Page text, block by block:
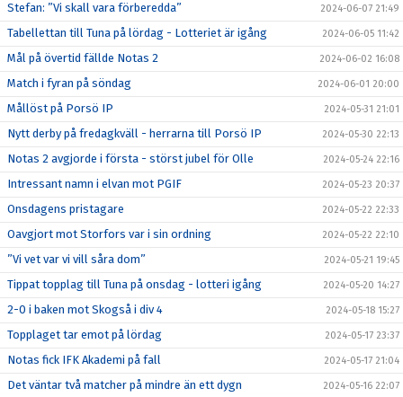
Stefan: ”Vi skall vara förberedda” 2024-06-07 21:49
Tabellettan till Tuna på lördag - Lotteriet är igång 2024-06-05 11:42
Mål på övertid fällde Notas 2 2024-06-02 16:08
Match i fyran på söndag 2024-06-01 20:00
Mållöst på Porsö IP 2024-05-31 21:01
Nytt derby på fredagkväll - herrarna till Porsö IP 2024-05-30 22:13
Notas 2 avgjorde i första - störst jubel för Olle 2024-05-24 22:16
Intressant namn i elvan mot PGIF 2024-05-23 20:37
Onsdagens pristagare 2024-05-22 22:33
Oavgjort mot Storfors var i sin ordning 2024-05-22 22:10
”Vi vet var vi vill såra dom” 2024-05-21 19:45
Tippat topplag till Tuna på onsdag - lotteri igång 2024-05-20 14:27
2-0 i baken mot Skogså i div 4 2024-05-18 15:27
Topplaget tar emot på lördag 2024-05-17 23:37
Notas fick IFK Akademi på fall 2024-05-17 21:04
Det väntar två matcher på mindre än ett dygn 2024-05-16 22:07